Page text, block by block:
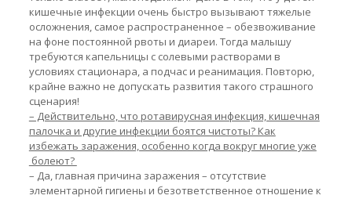
кишечные инфекции очень быстро вызывают тяжелые
осложнения, самое распространенное – обезвоживание
на фоне постоянной рвоты и диареи. Тогда малышу
требуются капельницы с солевыми растворами в
условиях стационара, а подчас и реанимация. Повторю,
крайне важно не допускать развития такого страшного
сценария!
– Действительно, что ротавирусная инфекция, кишечная
палочка и другие инфекции боятся чистоты? Как
избежать заражения, особенно когда вокруг многие уже
болеют?
– Да, главная причина заражения – отсутствие
элементарной гигиены и безответственное отношение к